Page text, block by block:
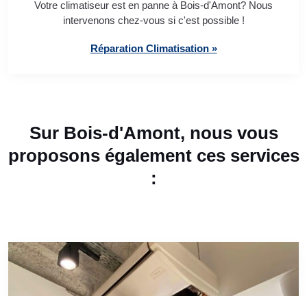
Votre climatiseur est en panne à Bois-d'Amont? Nous
intervenons chez-vous si c'est possible !
Réparation Climatisation »
Sur Bois-d'Amont, nous vous
proposons également ces services
: